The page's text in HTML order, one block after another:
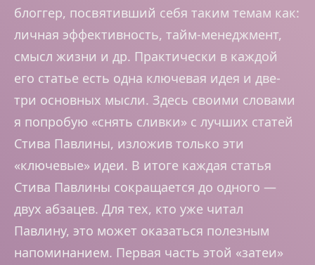
блоггер, посвятивший себя таким темам как:
личная эффективность, тайм-менеджмент,
смысл жизни и др. Практически в каждой
его статье есть одна ключевая идея и две-
три основных мысли. Здесь своими словами
я попробую «снять сливки» с лучших статей
Стива Павлины, изложив только эти
«ключевые» идеи. В итоге каждая статья
Стива Павлины сокращается до одного —
двух абзацев. Для тех, кто уже читал
Павлину, это может оказаться полезным
напоминанием. Первая часть этой «затеи»